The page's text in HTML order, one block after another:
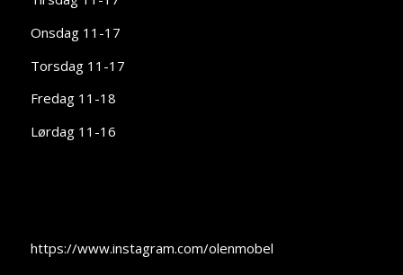
Onsdag 11-17
Torsdag 11-17
Fredag 11-18
Lørdag 11-16
https://www.instagram.com/olenmobel